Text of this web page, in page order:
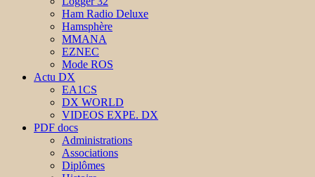
Ham Radio Deluxe
Hamsphère
MMANA
EZNEC
Mode ROS
Actu DX
EA1CS
DX WORLD
VIDEOS EXPE. DX
PDF docs
Administrations
Associations
Diplômes